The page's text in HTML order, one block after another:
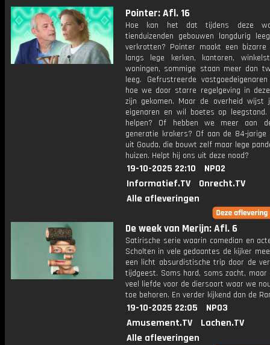
Pointer: Afl. 16
Hoe kan het dat tijdens deze
tienduizenden gebouwen langdurig
verkrotten? Pointer maakt een bizarre
langs lege kerken, kantoren,
woningen, sommige staan meer dan
leeg. Gefrustreerde
hoe we door starre regelgeving in
zijn gekomen. Maar de overheid wijst
eigenaren en wil boetes op
helpen? Of hebben we meer aan
generatie krakers? Of aan de 84-jarige
uit Gouda, die bouwt zelf maar lege
huizen. Helpt hij ons uit deze nood?
19-10-2025 22:10
NPO2
Informatief.TV
Onrecht.TV
Alle afleveringen
De week van Merijn: Afl. 6
Satirische serie waarin comedian en
Scholten in vele gedaantes de kijker
een licht absurdistische trip door de
tijdgeest. Soms hard, soms zacht,
veel liefde voor de diersoort waar we
toe behoren. En verder kijkend dan de
19-10-2025 22:05
NPO3
Amusement.TV
Lachen.TV
Alle afleveringen